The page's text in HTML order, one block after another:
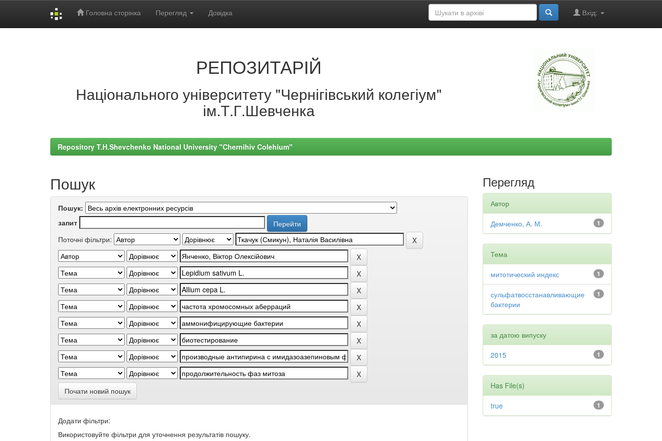
Головна сторінка Перегляд Довідка Вхід:
РЕПОЗИТАРІЙ
Національного університету "Чернігівський колегіум"
ім.Т.Г.Шевченка
Repository T.H.Shevchenko National University "Chernihiv Colehium"
Пошук
Пошук:
запит
Поточні фільтри:
Почати новий пошук
Додати фільтри:
Використовуйте фільтри для уточнення результатів пошуку.
Перегляд
Автор
1
Демченко, А. М.
Тема
1
митотический индекс
1
сульфатвосстанавливающие
бактерии
за датою випуску
1
2015
Has File(s)
1
true